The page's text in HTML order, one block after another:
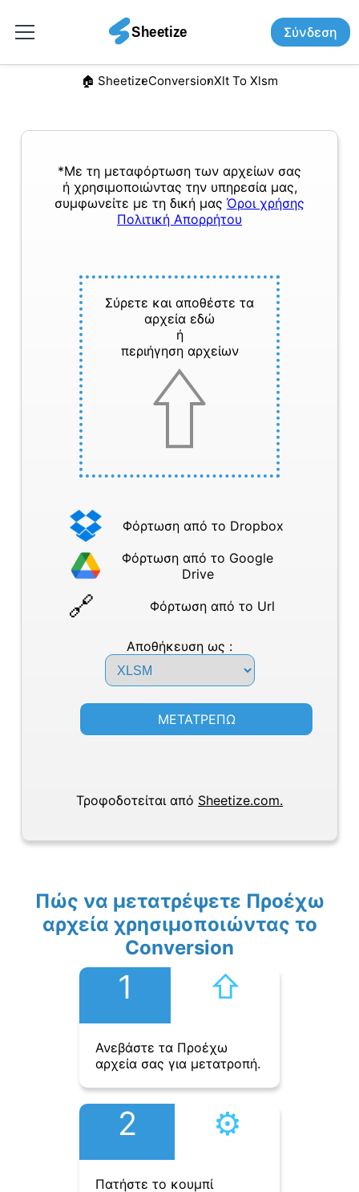
Σύνδεση
🏠︎ SheetizeConversionXlt To Xlsm
*Με τη μεταφόρτωση των αρχείων σας
ή χρησιμοποιώντας την υπηρεσία μας,
συμφωνείτε με τη δική μας Όροι χρήσης
Πολιτική Απορρήτου
Σύρετε και αποθέστε τα
αρχεία εδώ
ή
περιήγηση αρχείων
Φόρτωση από το Dropbox
Φόρτωση από το Google
Drive
Φόρτωση από το Url
Αποθήκευση ως :
ΜΕΤΑΤΡΕΠΩ
Τροφοδοτείται από Sheetize.com.
Πώς να μετατρέψετε Προέχω
αρχεία χρησιμοποιώντας το
Conversion
1 ⇧︎
Ανεβάστε τα Προέχω
αρχεία σας για μετατροπή.
2 ⚙︎
Πατήστε το κουμπί